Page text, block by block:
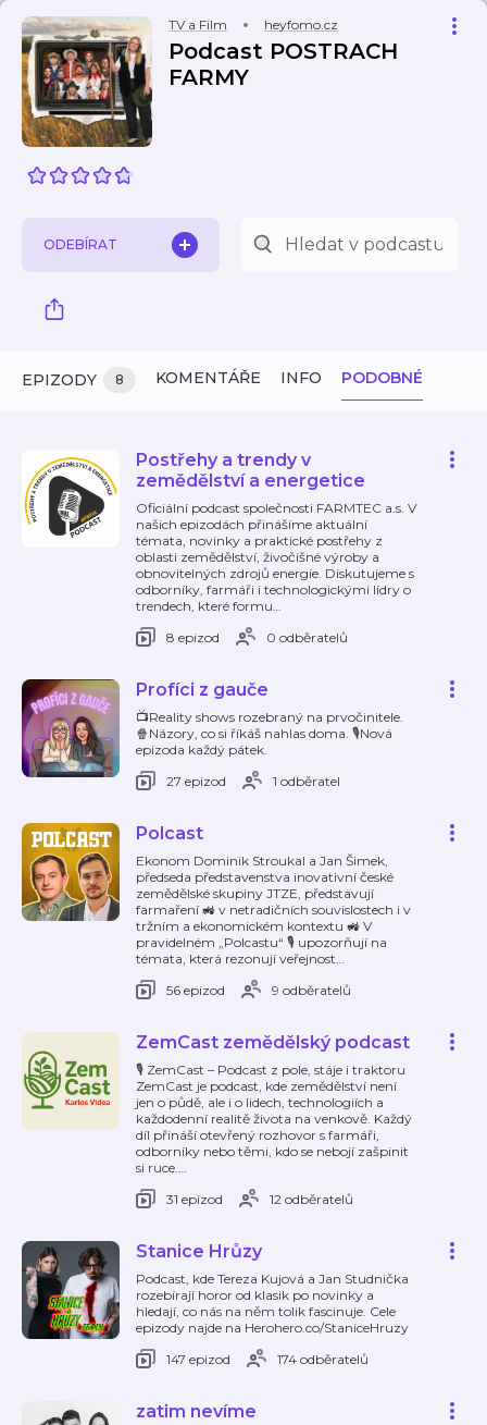
TV a Film heyfomo.cz
Podcast POSTRACH
FARMY
ODEBÍRAT
EPIZODY 8 KOMENTÁŘE INFO PODOBNÉ
Postřehy a trendy v
zemědělství a energetice
Oficiální podcast společnosti FARMTEC a.s. V
našich epizodách přinášíme aktuální
témata, novinky a praktické postřehy z
oblasti zemědělství, živočišné výroby a
obnovitelných zdrojů energie. Diskutujeme s
odborníky, farmáři i technologickými lídry o
trendech, které formu…
8 epizod
0 odběratelů
Profíci z gauče
📺Reality shows rozebraný na prvočinitele.
🍿Názory, co si říkáš nahlas doma. 🎙️Nová
epizoda každý pátek.
27 epizod
1 odběratel
Polcast
Ekonom Dominik Stroukal a Jan Šimek,
předseda představenstva inovativní české
zemědělské skupiny JTZE, představují
farmaření 🚜 v netradičních souvislostech i v
tržním a ekonomickém kontextu 🚜 V
pravidelném „Polcastu“ 🎙️ upozorňují na
témata, která rezonují veřejnost…
56 epizod
9 odběratelů
ZemCast zemědělský podcast
🎙️ ZemCast – Podcast z pole, stáje i traktoru
ZemCast je podcast, kde zemědělství není
jen o půdě, ale i o lidech, technologiích a
každodenní realitě života na venkově. Každý
díl přináší otevřený rozhovor s farmáři,
odborníky nebo těmi, kdo se nebojí zašpinit
si ruce.…
31 epizod
12 odběratelů
Stanice Hrůzy
Podcast, kde Tereza Kujová a Jan Studnička
rozebírají horor od klasik po novinky a
hledají, co nás na něm tolik fascinuje. Cele
epizody najde na Herohero.co/StaniceHruzy
147 epizod
174 odběratelů
zatim nevíme